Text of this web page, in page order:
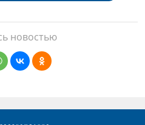
новостью